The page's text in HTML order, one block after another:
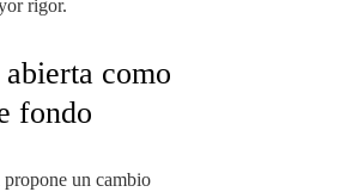
rigor.
como
fondo
un cambio